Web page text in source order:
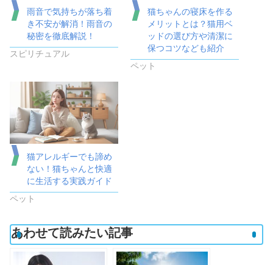
雨音で気持ちが落ち着
き不安が解消！雨音の
秘密を徹底解説！
スピリチュアル
猫ちゃんの寝床を作る
メリットとは？猫用ベ
ッドの選び方や清潔に
保つコツなども紹介
ペット
猫アレルギーでも諦め
ない！猫ちゃんと快適
に生活する実践ガイド
ペット
あわせて読みたい記事